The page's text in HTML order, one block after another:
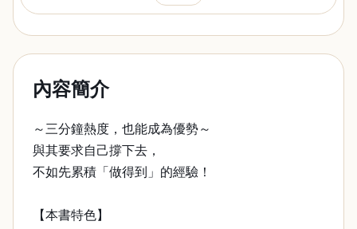
內容簡介
～三分鐘熱度，也能成為優勢～
與其要求自己撐下去，
不如先累積「做得到」的經驗！
【本書特色】